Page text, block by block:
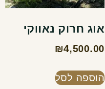
אוג חרוק נאווקי
₪4,500.00
הוספה לסל